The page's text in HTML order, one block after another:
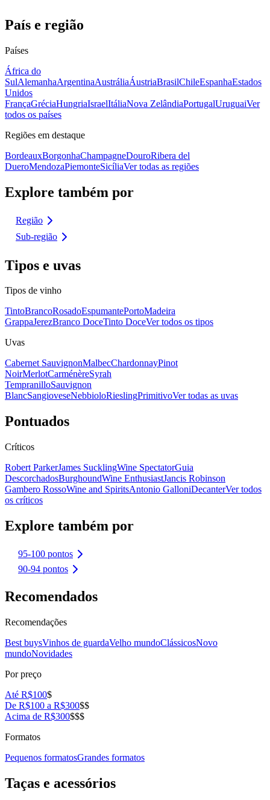
País e região
Países
África do
SulAlemanhaArgentinaAustráliaÁustriaBrasilChileEspanhaEstados
Unidos
FrançaGréciaHungriaIsraelItáliaNova ZelândiaPortugalUruguaiVer
todos os países
Regiões em destaque
BordeauxBorgonhaChampagneDouroRibera del
DueroMendozaPiemonteSicíliaVer todas as regiões
Explore também por
Região
Sub-região
Tipos e uvas
Tipos de vinho
TintoBrancoRosadoEspumantePortoMadeira
GrappaJerezBranco DoceTinto DoceVer todos os tipos
Uvas
Cabernet SauvignonMalbecChardonnayPinot
NoirMerlotCarménèreSyrah
TempranilloSauvignon
BlancSangioveseNebbioloRieslingPrimitivoVer todas as uvas
Pontuados
Críticos
Robert ParkerJames SucklingWine SpectatorGuia
DescorchadosBurghoundWine EnthusiastJancis Robinson
Gambero RossoWine and SpiritsAntonio GalloniDecanterVer todos
os críticos
Explore também por
95-100 pontos
90-94 pontos
Recomendados
Recomendações
Best buysVinhos de guardaVelho mundoClássicosNovo
mundoNovidades
Por preço
Até R$100$
De R$100 a R$300$$
Acima de R$300$$$
Formatos
Pequenos formatosGrandes formatos
Taças e acessórios